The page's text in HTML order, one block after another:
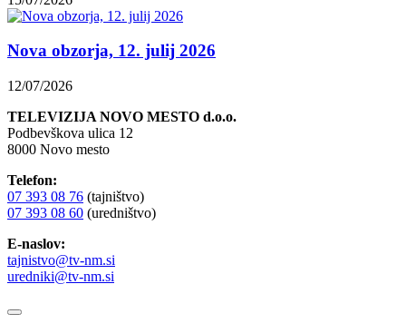
Nova obzorja, 12. julij 2026
12/07/2026
TELEVIZIJA NOVO MESTO d.o.o.
Podbevškova ulica 12
8000 Novo mesto
Telefon:
07 393 08 76 (tajništvo)
07 393 08 60 (uredništvo)
E-naslov:
tajnistvo@tv-nm.si
uredniki@tv-nm.si